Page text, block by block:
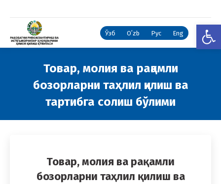
Ўзб Oʻzb Рус Eng
Товар, молия ва рақамли
бозорларни таҳлил қилиш ва
тартибга солиш бўлими
Товар, молия ва рақамли
бозорларни таҳлил қилиш ва